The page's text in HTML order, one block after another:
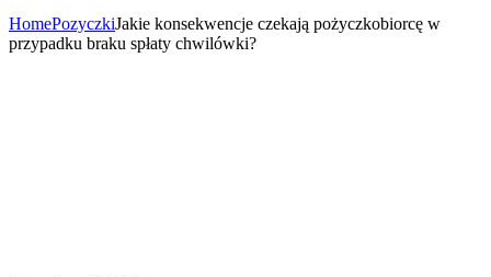
HomePozyczkiJakie konsekwencje czekają pożyczkobiorcę w
przypadku braku spłaty chwilówki?